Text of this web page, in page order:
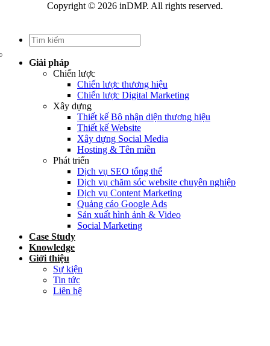
Copyright © 2026 inDMP. All rights reserved.
Giải pháp
Chiến lược
Chiến lược thương hiệu
Chiến lược Digital Marketing
Xây dựng
Thiết kế Bộ nhận diện thương hiệu
Thiết kế Website
Xây dựng Social Media
Hosting & Tên miền
Phát triển
Dịch vụ SEO tổng thể
Dịch vụ chăm sóc website chuyên nghiệp
Dịch vụ Content Marketing
Quảng cáo Google Ads
Sản xuất hình ảnh & Video
Social Marketing
Case Study
Knowledge
Giới thiệu
Sự kiện
Tin tức
Liên hệ